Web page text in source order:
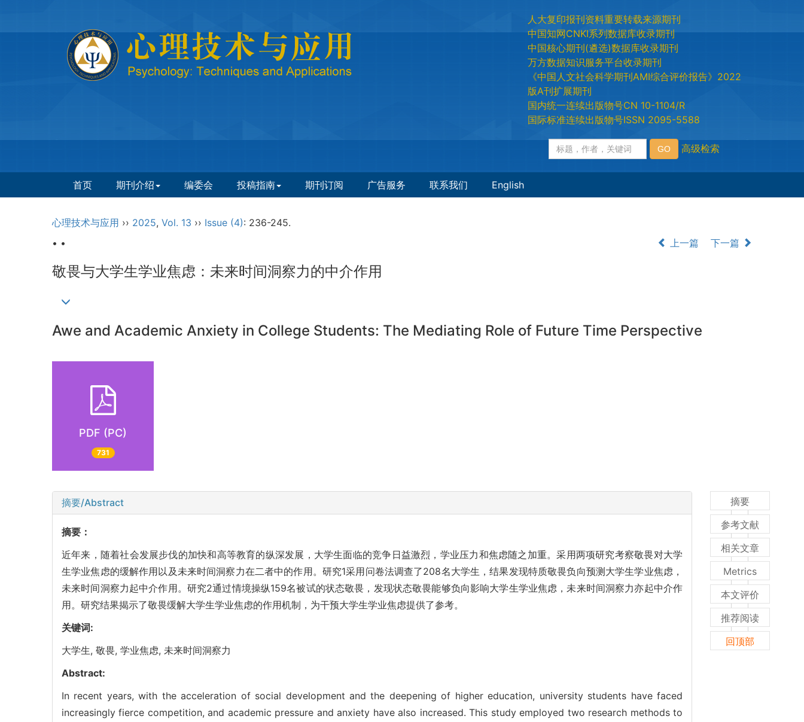
人大复印报刊资料重要转载来源期刊
中国知网CNKI系列数据库收录期刊
中国核心期刊(遴选)数据库收录期刊
万方数据知识服务平台收录期刊
《中国人文社会科学期刊AMI综合评价报告》2022
版A刊扩展期刊
国内统一连续出版物号CN 10-1104/R
国际标准连续出版物号ISSN 2095-5588
首页 期刊介绍 编委会 投稿指南 期刊订阅 广告服务 联系我们 English
心理技术与应用 ›› 2025, Vol. 13 ›› Issue (4): 236-245.
• •
上一篇 下一篇
敬畏与大学生学业焦虑：未来时间洞察力的中介作用
Awe and Academic Anxiety in College Students: The Mediating Role of Future Time Perspective
PDF (PC)
731
摘要/Abstract
摘要：
近年来，随着社会发展步伐的加快和高等教育的纵深发展，大学生面临的竞争日益激烈，学业压力和焦虑随之加重。采用两项研究考察敬畏对大学
生学业焦虑的缓解作用以及未来时间洞察力在二者中的作用。研究1采用问卷法调查了208名大学生，结果发现特质敬畏负向预测大学生学业焦虑，
未来时间洞察力起中介作用。研究2通过情境操纵159名被试的状态敬畏，发现状态敬畏能够负向影响大学生学业焦虑，未来时间洞察力亦起中介作
用。研究结果揭示了敬畏缓解大学生学业焦虑的作用机制，为干预大学生学业焦虑提供了参考。
关键词:
大学生, 敬畏, 学业焦虑, 未来时间洞察力
Abstract:
In recent years, with the acceleration of social development and the deepening of higher education, university students have faced
increasingly fierce competition, and academic pressure and anxiety have also increased. This study employed two research methods to
摘要
参考文献
相关文章
Metrics
本文评价
推荐阅读
回顶部